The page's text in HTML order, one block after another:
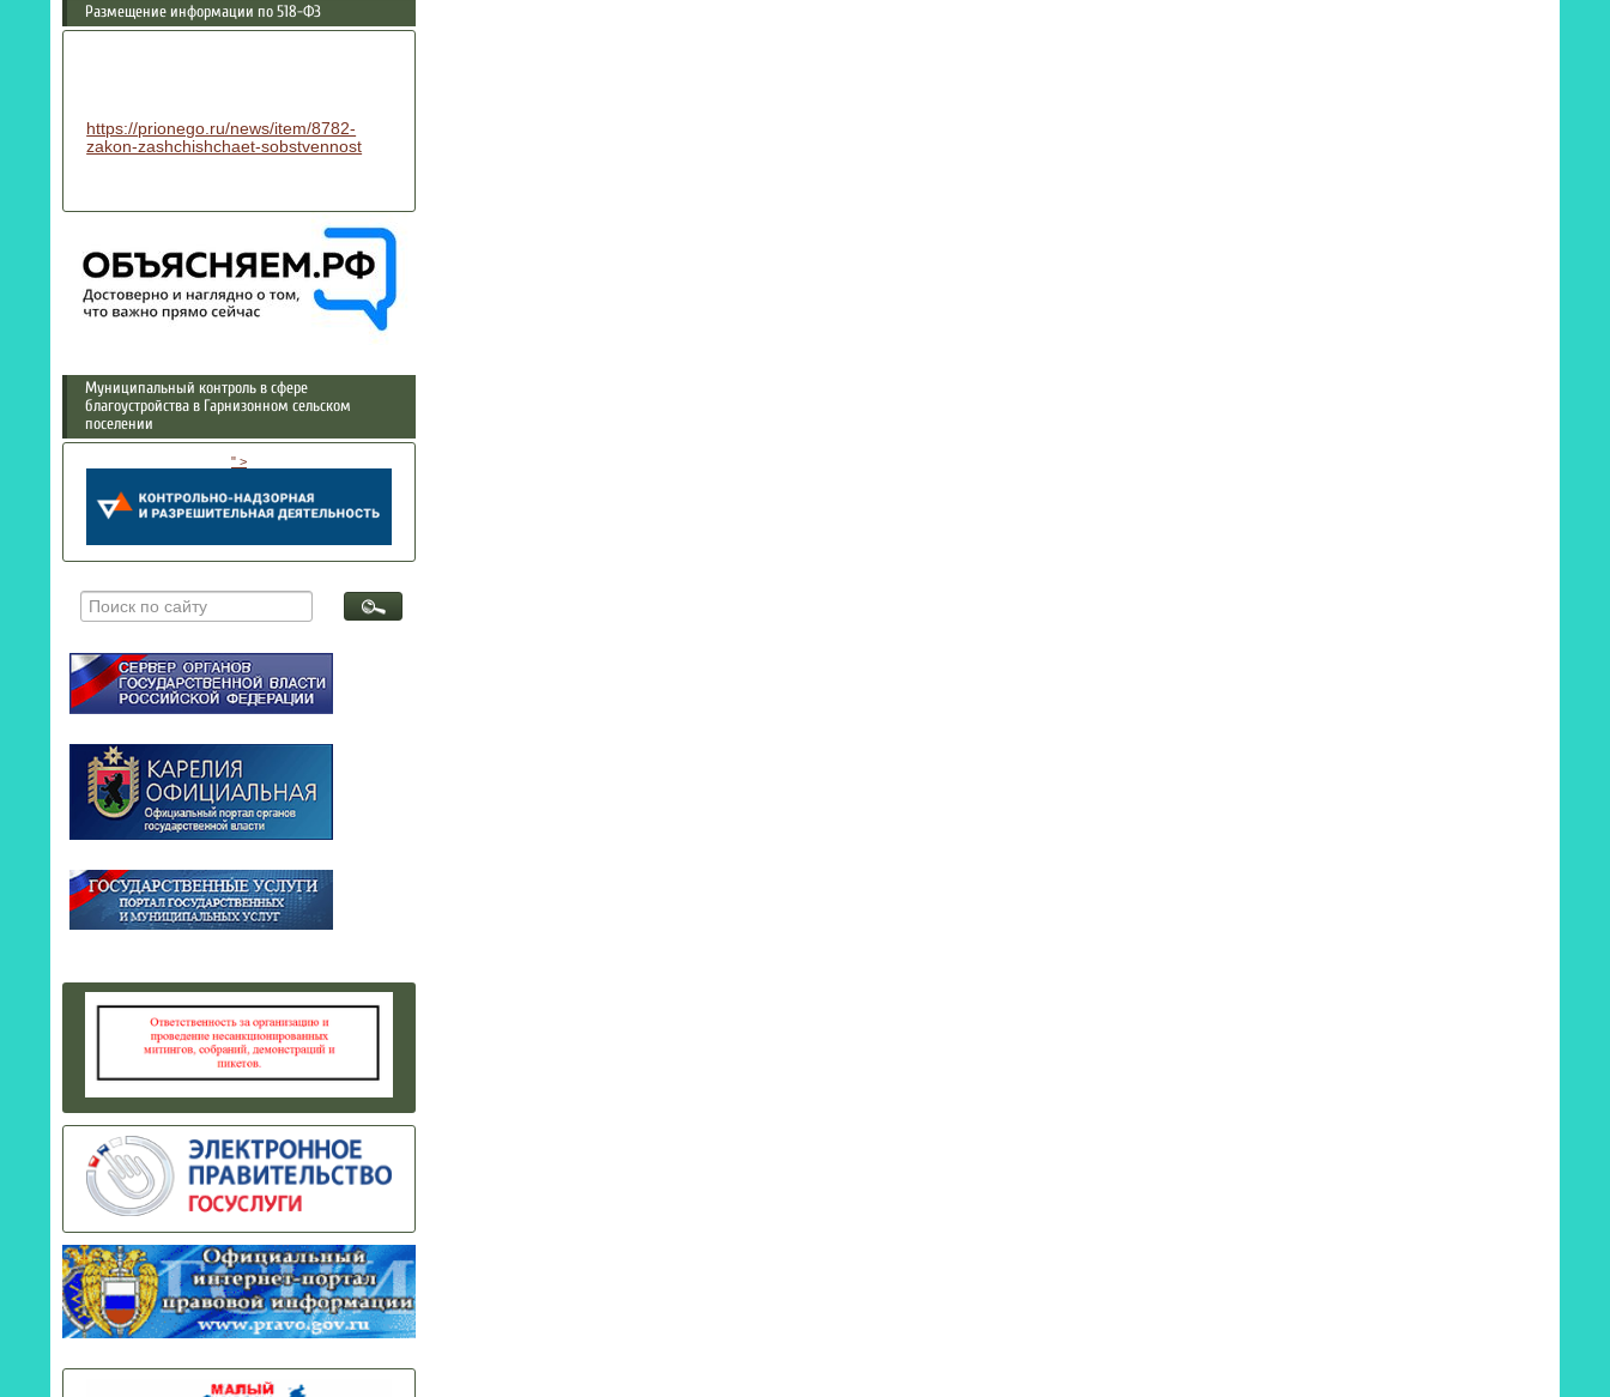
Размещение информации по 518-ФЗ
https://prionego.ru/news/item/8782-
zakon-zashchishchaet-sobstvennost
Муниципальный контроль в сфере
благоустройства в Гарнизонном сельском
поселении
" >